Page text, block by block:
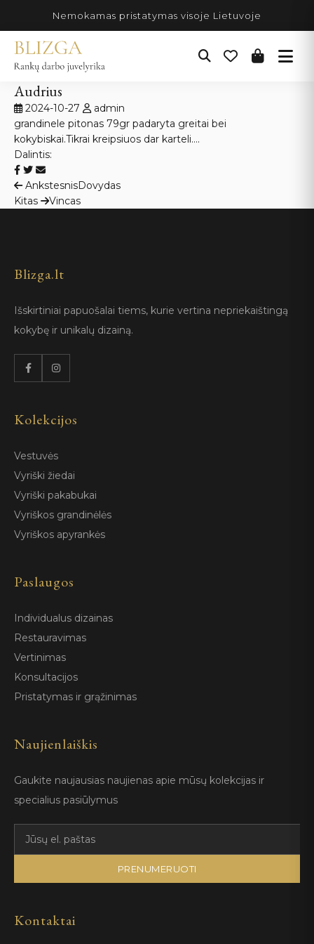
turinio
Nemokamas pristatymas visoje Lietuvoje
Audrius
2024-10-27
admin
grandinele pitonas 79gr padaryta greitai bei
kokybiskai.Tikrai kreipsiuos dar karteli….
Dalintis:
Navigacija
tarp
AnkstesnisDovydas
Kitas
Vincas
Blizga.lt
Išskirtiniai papuošalai tiems, kurie vertina nepriekaištingą
kokybę ir unikalų dizainą.
Kolekcijos
Vestuvės
Vyriški žiedai
Vyriški pakabukai
Vyriškos grandinėlės
Vyriškos apyrankės
Paslaugos
Individualus dizainas
Restauravimas
Vertinimas
Konsultacijos
Pristatymas ir grąžinimas
Naujienlaiškis
Gaukite naujausias naujienas apie mūsų kolekcijas ir
specialius pasiūlymus
PRENUMERUOTI
Kontaktai